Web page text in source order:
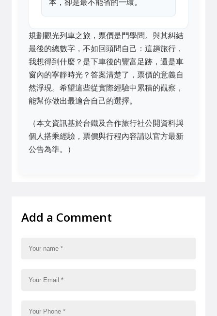
本，卻是最不能省的一環。
規劃觀光列車之旅，票價是門學問。與其糾結
最後的總數字，不如回頭問自己：這趟旅行，
我想得到什麼？是下車後的豐富足跡，還是車
窗內的寧靜時光？答案清楚了，票價的意義自
然浮現。希望這些從實際經驗中累積的觀察，
能幫你做出最適合自己的選擇。
（本文資訊基於台鐵及合作旅行社公開資料與
個人搭乘經驗，票價與行程內容請以官方最新
公告為準。）
Add a Comment